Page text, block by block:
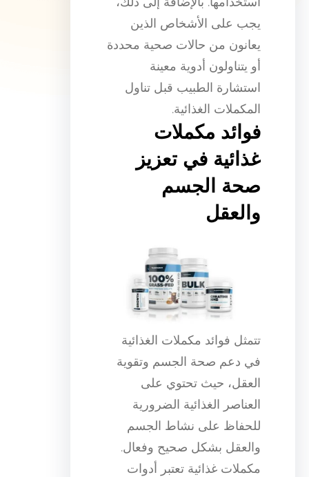
يجب على الأشخاص الذين
يعانون من حالات صحية محددة
أو يتناولون أدوية معينة
استشارة الطبيب قبل تناول
المكملات الغذائية.
فوائد مكملات
غذائية في تعزيز
صحة الجسم
والعقل
تتمثل فوائد مكملات الغذائية
في دعم صحة الجسم وتقوية
العقل، حيث تحتوي على
العناصر الغذائية الضرورية
للحفاظ على نشاط الجسم
والعقل بشكل صحيح وفعال.
مكملات غذائية تعتبر أدوات